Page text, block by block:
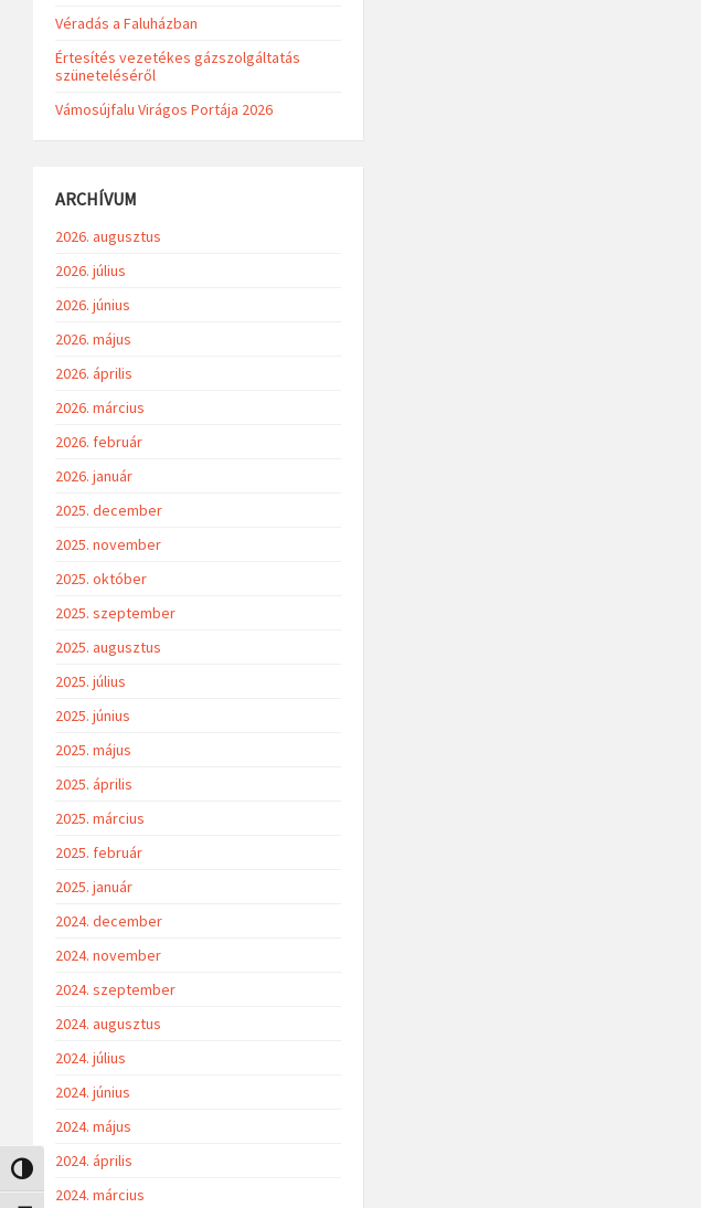
Nagy kontraszt váltása
Véradás a Faluházban
Értesítés vezetékes gázszolgáltatás
szüneteléséről
Vámosújfalu Virágos Portája 2026
ARCHÍVUM
2026. augusztus
2026. július
2026. június
2026. május
2026. április
2026. március
2026. február
2026. január
2025. december
2025. november
2025. október
2025. szeptember
2025. augusztus
2025. július
2025. június
2025. május
2025. április
2025. március
2025. február
2025. január
2024. december
2024. november
2024. szeptember
2024. augusztus
2024. július
2024. június
2024. május
2024. április
2024. március